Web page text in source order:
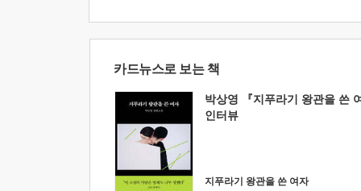
카드뉴스로 보는 책
박상영 『지푸라기 왕관을 쓴
인터뷰
지푸라기 왕관을 쓴 여자